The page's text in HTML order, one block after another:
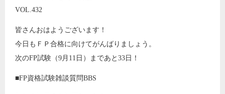
VOL.432
皆さんおはようございます！
今日もＦＰ合格に向けてがんばりましょう。
次のFP試験（9月11日）まであと33日！
■FP資格試験雑談質問BBS